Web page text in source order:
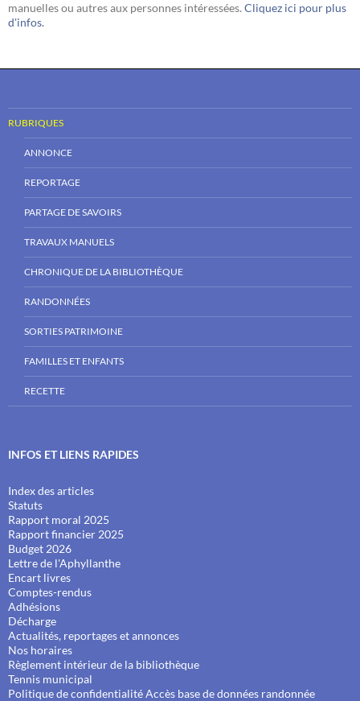
manuelles ou autres aux personnes intéressées. Cliquez ici pour plus
d'infos.
RUBRIQUES
ANNONCE
REPORTAGE
PARTAGE DE SAVOIRS
TRAVAUX MANUELS
CHRONIQUE DE LA BIBLIOTHÈQUE
RANDONNÉES
SORTIES PATRIMOINE
FAMILLES ET ENFANTS
RECETTE
INFOS ET LIENS RAPIDES
Index des articles
Statuts
Rapport moral 2025
Rapport financier 2025
Budget 2026
Lettre de l'Aphyllanthe
Encart livres
Comptes-rendus
Adhésions
Décharge
Actualités, reportages et annonces
Nos horaires
Règlement intérieur de la bibliothèque
Tennis municipal
Politique de confidentialitéAccès base de données randonnée